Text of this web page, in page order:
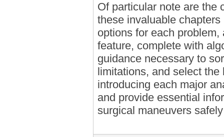
Of particular note are the
these invaluable
options for each
feature, complete with
guidance necessary to
limitations, and select
introducing each major
and provide essential
surgical maneuvers